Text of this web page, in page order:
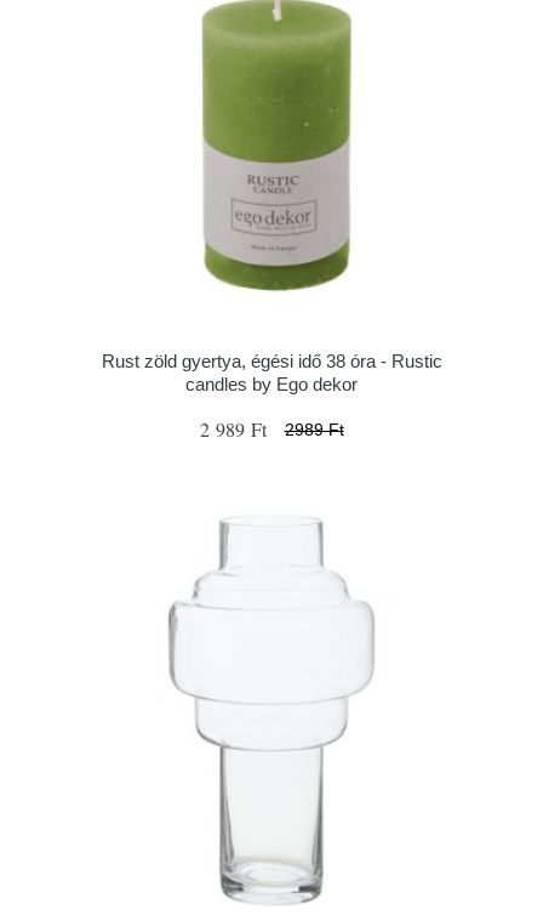
Rust zöld gyertya, égési idő 38 óra - Rustic
candles by Ego dekor
2 989 Ft 2989 Ft